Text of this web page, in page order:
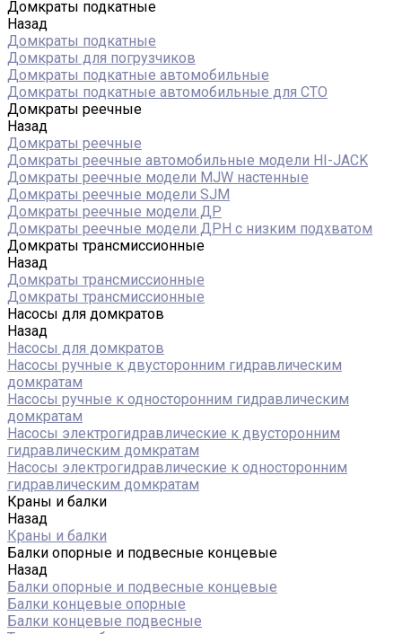
Домкраты подкатные
Назад
Домкраты подкатные
Домкраты для погрузчиков
Домкраты подкатные автомобильные
Домкраты подкатные автомобильные для СТО
Домкраты реечные
Назад
Домкраты реечные
Домкраты реечные автомобильные модели HI-JACK
Домкраты реечные модели MJW настенные
Домкраты реечные модели SJM
Домкраты реечные модели ДР
Домкраты реечные модели ДРН с низким подхватом
Домкраты трансмиссионные
Назад
Домкраты трансмиссионные
Домкраты трансмиссионные
Насосы для домкратов
Назад
Насосы для домкратов
Насосы ручные к двусторонним гидравлическим
домкратам
Насосы ручные к односторонним гидравлическим
домкратам
Насосы электрогидравлические к двусторонним
гидравлическим домкратам
Насосы электрогидравлические к односторонним
гидравлическим домкратам
Краны и балки
Назад
Краны и балки
Балки опорные и подвесные концевые
Назад
Балки опорные и подвесные концевые
Балки концевые опорные
Балки концевые подвесные